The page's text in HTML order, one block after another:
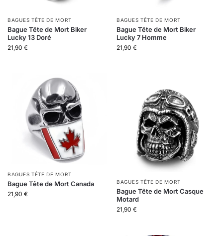
BAGUES TÊTE DE MORT
Bague Tête de Mort Biker
Lucky 13 Doré
21,90 €
BAGUES TÊTE DE MORT
Bague Tête de Mort Biker
Lucky 7 Homme
21,90 €
BAGUES TÊTE DE MORT
Bague Tête de Mort Canada
21,90 €
BAGUES TÊTE DE MORT
Bague Tête de Mort Casque
Motard
21,90 €